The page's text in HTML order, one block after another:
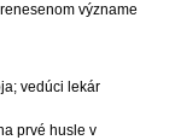
význame
vedúci lekár
prvé husle v